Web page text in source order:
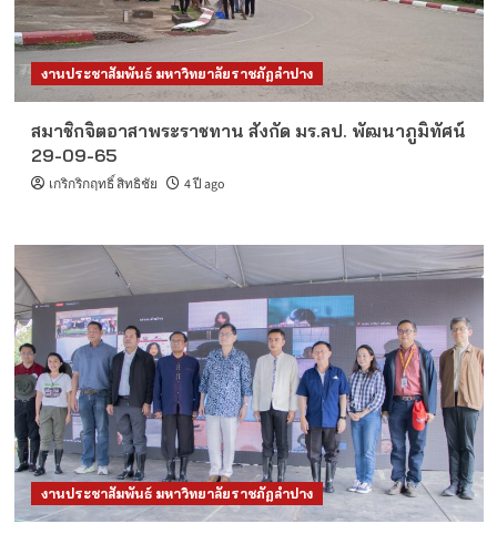
งานประชาสัมพันธ์ มหาวิทยาลัยราชภัฏลำปาง
สมาชิกจิตอาสาพระราชทาน สังกัด มร.ลป. พัฒนาภูมิทัศน์
29-09-65
เกริกริกฤทธิ์ สิทธิชัย 4 ปี ago
งานประชาสัมพันธ์ มหาวิทยาลัยราชภัฏลำปาง